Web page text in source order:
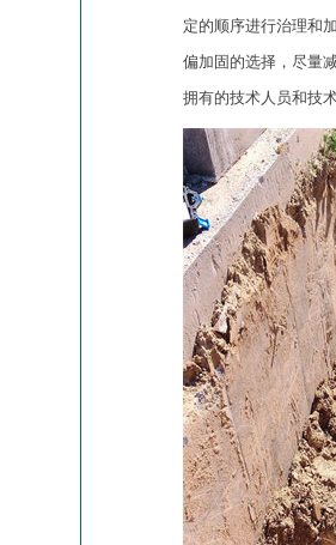
定的顺序进行治理和
偏加固的选择，尽量
拥有的技术人员和技